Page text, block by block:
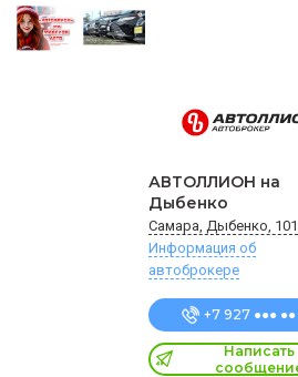
АВТОЛЛИОН на
Дыбенко
Самара, Дыбенко, 101
Информация об
автоброкере
+7 927 ●●● ●●
Написать